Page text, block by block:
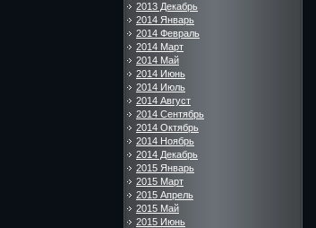
2013 Декабрь
2014 Январь
2014 Февраль
2014 Март
2014 Май
2014 Июнь
2014 Июль
2014 Август
2014 Сентябрь
2014 Октябрь
2014 Ноябрь
2014 Декабрь
2015 Январь
2015 Март
2015 Апрель
2015 Май
2015 Июнь